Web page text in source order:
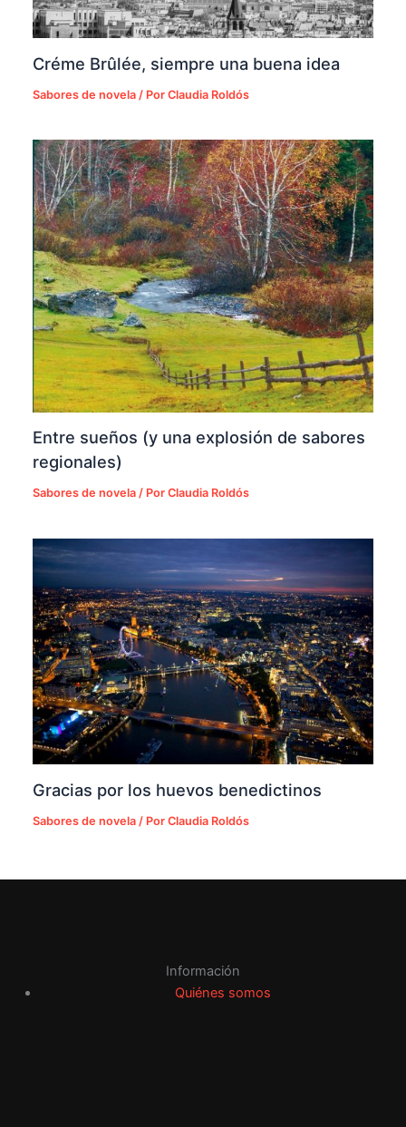
Créme Brûlée, siempre una buena idea
Sabores de novela / PorClaudia Roldós
Entre sueños (y una explosión de sabores
regionales)
Sabores de novela / PorClaudia Roldós
Gracias por los huevos benedictinos
Sabores de novela / PorClaudia Roldós
Información
Quiénes somos